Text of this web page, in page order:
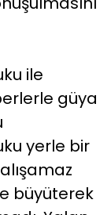
ile
güya
yerle bir
büyüterek